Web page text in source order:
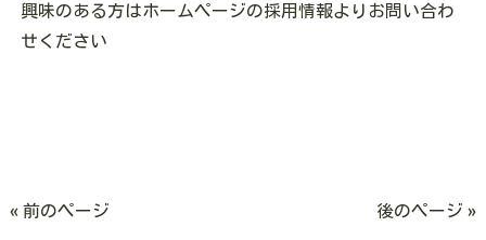
興味のある方はホームページの採用情報よりお問い合わ
せください
« 前のページ 後のページ »